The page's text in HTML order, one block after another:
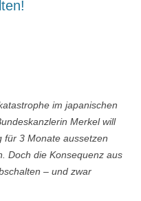
im japanischen
Merkel will
für 3 Monate aussetzen
Doch die Konsequenz aus
– und zwar